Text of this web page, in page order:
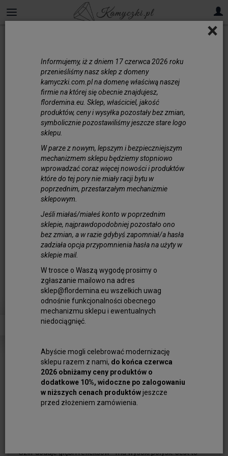
×
Informujemy, iż z dniem 17 czerwca 2026 roku
przenieśliśmy nasz sklep z domeny
kamyczki.com.pl na domenę właściwą naszej
firmie na której się obecnie znajdujesz,
flordemina.eu. Sklep, właściciel, jakość
produktów, ceny i wysyłka pozostały bez zmian,
symbolicznie pozostawiliśmy jeszcze stare logo
sklepu.
W parze z nowym, lepszym i bezpieczniejszym
mechanizmem sklepu będziemy stopniowo
wprowadzać coraz więcej nowości i produktów
które do tej pory nie miały racji bytu w
poprzednim, przestarzałym mechanizmie
sklepowym.
Jeśli miałaś/miałeś konto w poprzednim
sklepie, najprawdopodobniej pozostało ono
bez zmian, a w razie gdybyś zapomniał/a hasła
zadziała opcja przypomnienia hasła na użyty w
sklepie mail.
W trosce o Waszą wygodę prosimy o
zgłaszanie mailowo na adres
sklep@flordemina.eu wszelkich uwag
odnośnie funkcjonalności obecnego
mechanizmu sklepu i ewentualnych
niedociągnięć.
Abyście mogli celebrować modernizację
sklepu razem z nami, do końca czerwca
2026 obniżamy ceny produktów o
dodatkowe 10%, widoczne po zalogowaniu
w niższych cenach produktówjeszcze
przed złożeniem zamówienia.
Cyrkonia Crystal Kostka
Fasetowana 3,5 mm - Cyrkonie
Obserwuj produkt:
Dostępność:Jest
39,00 zł
dodaj do koszyka
Szlif dodaje głębi i refleksów - ma wysoki połysk. Jest to